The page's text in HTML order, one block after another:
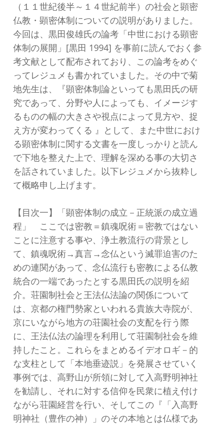
（１１世紀後半～１４世紀前半）の社会と顕密
仏教・顕密体制についての説明がありました。
今回は、黒田俊雄氏の論考「中世における顕密
体制の展開」[黒田 1994] を事前に読んでおく参
考文献として配布されており、この論考をめぐ
ってレジュメも書かれていました。その中で菊
地先生は、『顕密体制論といっても黒田氏の研
究であって、分野や人によっても、イメージす
るものの幅の大きさや視点によって見方や、捉
え方が変わってくる 』として、また中世におけ
る顕密体制に関する文書を一度しっかりと読ん
で下地を整えた上で、理解を深める事の大切さ
を話されていました。以下レジュメから抜粋し
て概略申し上げます。
【目次一】「顕密体制の成立－正統派の成立過
程」 ここでは密教＝鎮魂呪術＝密教ではない
ことに注意する事や、浄土教流行の背景とし
て、鎮魂呪術→真言→念仏という滅罪迫害のた
めの連関があって、念仏流行も密教による仏教
統合の一端であったとする黒田氏の説明を紹
介。荘園制社会と王法仏法論の関係について
は、京都の権門勢家といわれる貴族大寺院が、
京にいながら地方の荘園社会の支配を行う際
に、王法仏法の論理を利用して荘園制社会を維
持したこと。これらをまとめるイデオロギ－的
な支柱として「本地垂迹説」を発展させていく
事例では、高野山が所領に対して入高野明神社
を勧請し、それに対する信仰を民衆に植え付け
ながら荘園経営を行い、そしてこの『「入高野
明神社（豊作の神）」のその本地とは仏様であ